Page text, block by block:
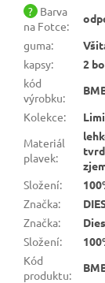
? Barva
na Fotce:
guma:
kapsy:
2
kód
výrobku:
Kolekce:
Materiál
plavek:
Složení:
Značka:
Značka:
Složení:
Kód
produktu: